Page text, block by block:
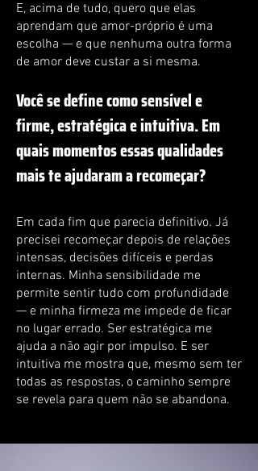
E, acima de tudo, quero que elas
aprendam que amor-próprio é uma
escolha — e que nenhuma outra forma
de amor deve custar a si mesma.
Você se define como sensível e
firme, estratégica e intuitiva. Em
quais momentos essas qualidades
mais te ajudaram a recomeçar?
Em cada fim que parecia definitivo. Já
precisei recomeçar depois de relações
intensas, decisões difíceis e perdas
internas. Minha sensibilidade me
permite sentir tudo com profundidade
— e minha firmeza me impede de ficar
no lugar errado. Ser estratégica me
ajuda a não agir por impulso. E ser
intuitiva me mostra que, mesmo sem ter
todas as respostas, o caminho sempre
se revela para quem não se abandona.